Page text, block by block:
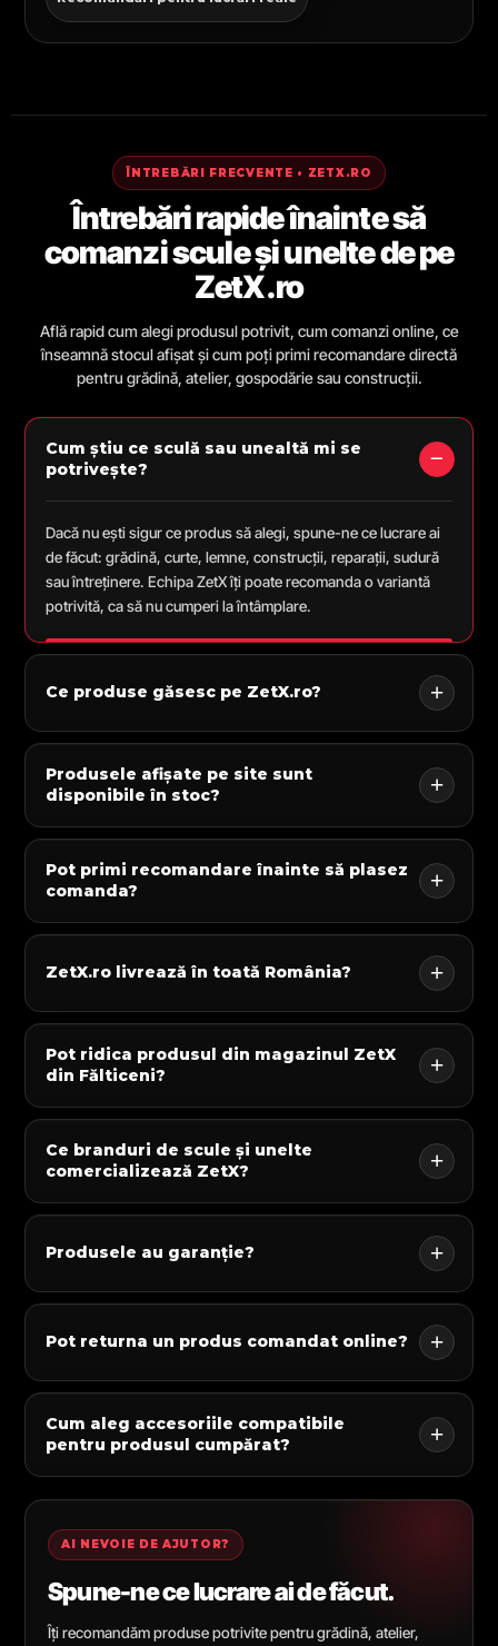
ÎNTREBĂRI FRECVENTE • ZETX.RO
Întrebări rapide înainte să
comanzi scule și unelte de pe
ZetX.ro
Află rapid cum alegi produsul potrivit, cum comanzi online, ce
înseamnă stocul afișat și cum poți primi recomandare directă
pentru grădină, atelier, gospodărie sau construcții.
Cum știu ce sculă sau unealtă mi se
potrivește?
Dacă nu ești sigur ce produs să alegi, spune-ne ce lucrare ai
de făcut: grădină, curte, lemne, construcții, reparații, sudură
sau întreținere. Echipa ZetX îți poate recomanda o variantă
potrivită, ca să nu cumperi la întâmplare.
Ce produse găsesc pe ZetX.ro?
Produsele afișate pe site sunt
disponibile în stoc?
Pot primi recomandare înainte să plasez
comanda?
ZetX.ro livrează în toată România?
Pot ridica produsul din magazinul ZetX
din Fălticeni?
Ce branduri de scule și unelte
comercializează ZetX?
Produsele au garanție?
Pot returna un produs comandat online?
Cum aleg accesoriile compatibile
pentru produsul cumpărat?
AI NEVOIE DE AJUTOR?
Spune-ne ce lucrare ai de făcut.
Îți recomandăm produse potrivite pentru grădină, atelier,